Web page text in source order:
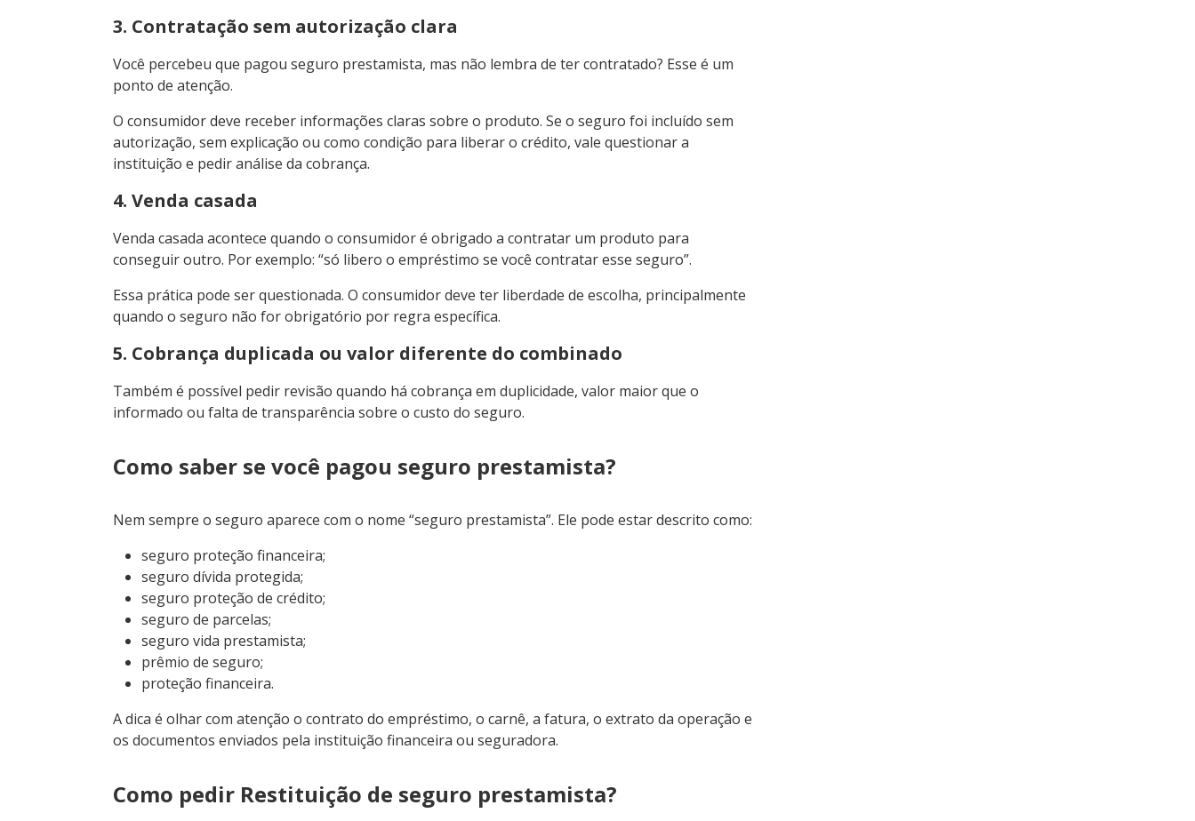
3. Contratação sem autorização clara
Você percebeu que pagou seguro prestamista, mas não lembra de ter contratado? Esse é um
ponto de atenção.
O consumidor deve receber informações claras sobre o produto. Se o seguro foi incluído sem
autorização, sem explicação ou como condição para liberar o crédito, vale questionar a
instituição e pedir análise da cobrança.
4. Venda casada
Venda casada acontece quando o consumidor é obrigado a contratar um produto para
conseguir outro. Por exemplo: “só libero o empréstimo se você contratar esse seguro”.
Essa prática pode ser questionada. O consumidor deve ter liberdade de escolha, principalmente
quando o seguro não for obrigatório por regra específica.
5. Cobrança duplicada ou valor diferente do combinado
Também é possível pedir revisão quando há cobrança em duplicidade, valor maior que o
informado ou falta de transparência sobre o custo do seguro.
Como saber se você pagou seguro prestamista?
Nem sempre o seguro aparece com o nome “seguro prestamista”. Ele pode estar descrito como:
seguro proteção financeira;
seguro dívida protegida;
seguro proteção de crédito;
seguro de parcelas;
seguro vida prestamista;
prêmio de seguro;
proteção financeira.
A dica é olhar com atenção o contrato do empréstimo, o carnê, a fatura, o extrato da operação e
os documentos enviados pela instituição financeira ou seguradora.
Como pedir Restituição de seguro prestamista?